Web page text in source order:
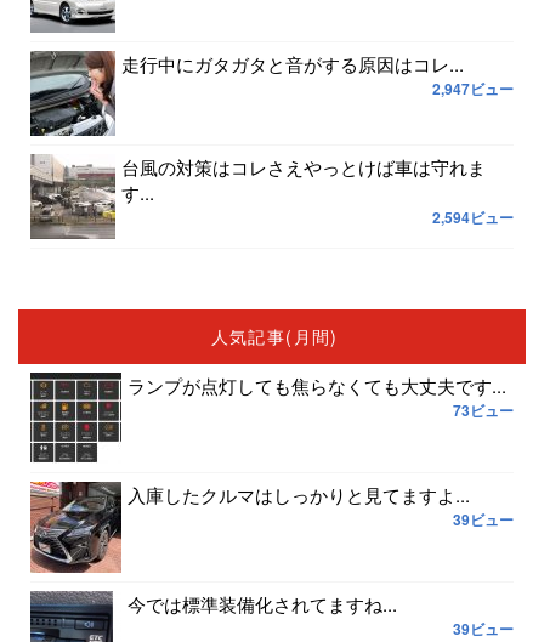
走行中にガタガタと音がする原因はコレ...
2,947ビュー
台風の対策はコレさえやっとけば車は守れま
す...
2,594ビュー
人気記事(月間)
ランプが点灯しても焦らなくても大丈夫です...
73ビュー
入庫したクルマはしっかりと見てますよ...
39ビュー
今では標準装備化されてますね...
39ビュー